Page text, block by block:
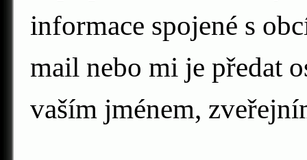
informace spojené s
mail nebo mi je předat
vaším jménem,